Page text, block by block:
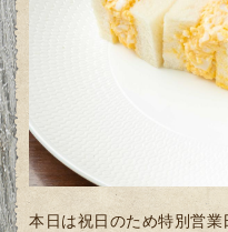
本日は祝日のため特別営